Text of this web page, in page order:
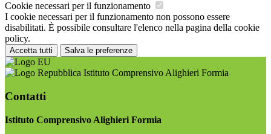
Cookie necessari per il funzionamento
I cookie necessari per il funzionamento non possono essere
disabilitati. È possibile consultare l'elenco nella pagina della cookie
policy.
Accetta tutti Salva le preferenze
Istituto Comprensivo Alighieri Formia
Contatti
Istituto Comprensivo Alighieri Formia